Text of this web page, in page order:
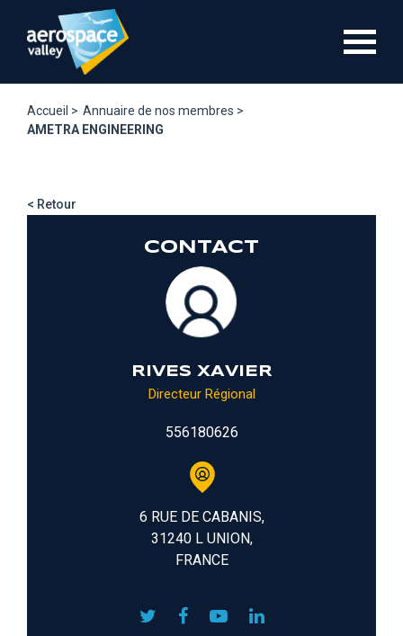
contenu
Accueil > Annuaire de nos membres >
AMETRA ENGINEERING
< Retour
CONTACT
RIVES XAVIER
Directeur Régional
556180626
6 RUE DE CABANIS,
31240 L UNION,
FRANCE